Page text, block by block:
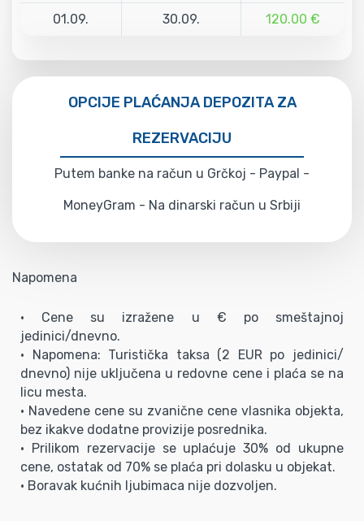
01.09. 30.09. 120.00 €
OPCIJE PLAĆANJA DEPOZITA ZA
REZERVACIJU
Putem banke na račun u Grčkoj - Paypal -
MoneyGram - Na dinarski račun u Srbiji
Napomena
• Cene su izražene u € po smeštajnoj
jedinici/dnevno.
• Napomena: Turistička taksa (2 EUR po jedinici/
dnevno) nije uključena u redovne cene i plaća se na
licu mesta.
• Navedene cene su zvanične cene vlasnika objekta,
bez ikakve dodatne provizije posrednika.
• Prilikom rezervacije se uplaćuje 30% od ukupne
cene, ostatak od 70% se plaća pri dolasku u objekat.
• Boravak kućnih ljubimaca nije dozvoljen.